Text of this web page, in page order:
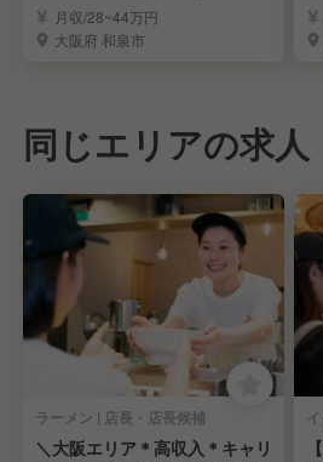
店長候補募集
月収/28~44万円
大阪府 和泉市
同じエリアの求人
ラーメン | 店長・店長候補
＼大阪エリア＊高収入＊キャリ